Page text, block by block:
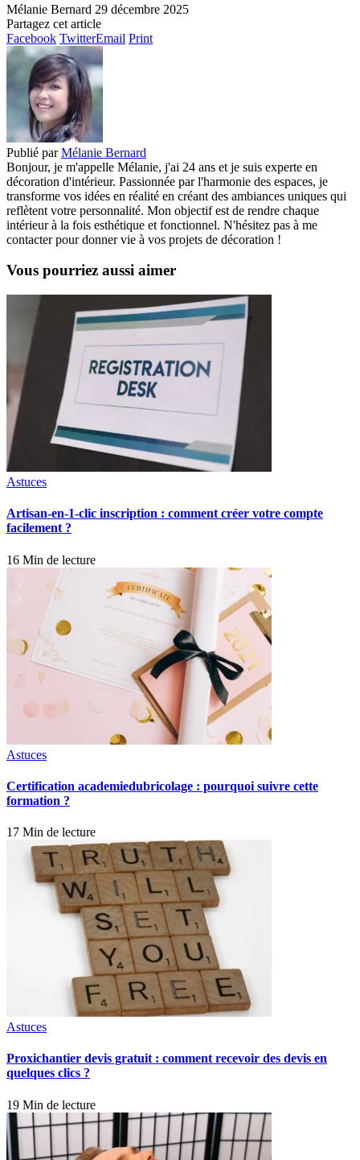
Mélanie Bernard 29 décembre 2025
Partagez cet article
Facebook TwitterEmail Print
Publié par Mélanie Bernard
Bonjour, je m'appelle Mélanie, j'ai 24 ans et je suis experte en
décoration d'intérieur. Passionnée par l'harmonie des espaces, je
transforme vos idées en réalité en créant des ambiances uniques qui
reflètent votre personnalité. Mon objectif est de rendre chaque
intérieur à la fois esthétique et fonctionnel. N'hésitez pas à me
contacter pour donner vie à vos projets de décoration !
Vous pourriez aussi aimer
Astuces
Artisan-en-1-clic inscription : comment créer votre compte
facilement ?
16 Min de lecture
Astuces
Certification academiedubricolage : pourquoi suivre cette
formation ?
17 Min de lecture
Astuces
Proxichantier devis gratuit : comment recevoir des devis en
quelques clics ?
19 Min de lecture